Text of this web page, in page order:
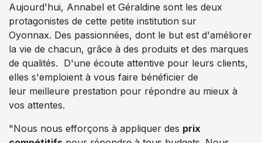
Aujourd'hui, Annabel et Géraldine sont les deux
protagonistes de cette petite institution sur
Oyonnax. Des passionnées, dont le but est d'améliorer
la vie de chacun, grâce à des produits et des marques
de qualités. D'une écoute attentive pour leurs clients,
elles s'emploient à vous faire bénéficier de
leur meilleure prestation pour répondre au mieux à
vos attentes.
"Nous nous efforçons à appliquer des prix